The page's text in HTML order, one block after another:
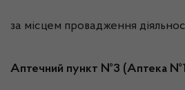
за місцем провадження
Аптечний пункт №3 (Аптека